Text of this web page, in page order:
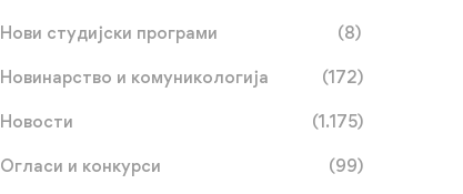
Нови студијски програми (8)
Новинарство и комуникологија (172)
Новости (1.175)
Огласи и конкурси (99)